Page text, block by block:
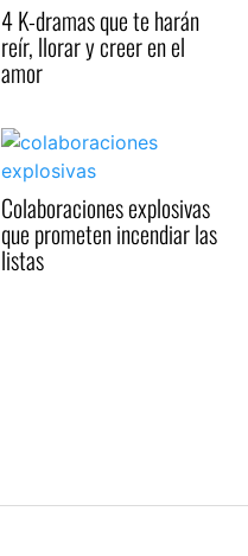
4 K-dramas que te harán
reír, llorar y creer en el
amor
Colaboraciones explosivas
que prometen incendiar las
listas